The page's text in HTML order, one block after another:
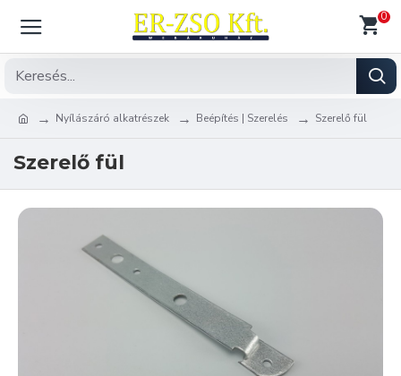
0
Nyílászáró alkatrészek Beépítés | Szerelés Szerelő fül
Szerelő fül